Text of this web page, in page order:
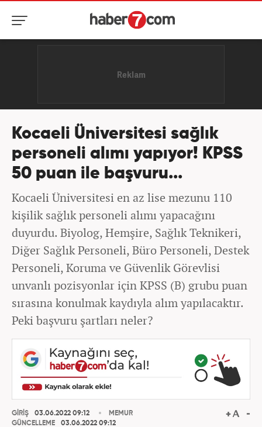
Kocaeli Üniversitesi sağlık
personeli alımı yapıyor! KPSS
50 puan ile başvuru...
Kocaeli Üniversitesi en az lise mezunu 110
kişilik sağlık personeli alımı yapacağını
duyurdu. Biyolog, Hemşire, Sağlık Teknikeri,
Diğer Sağlık Personeli, Büro Personeli, Destek
Personeli, Koruma ve Güvenlik Görevlisi
unvanlı pozisyonlar için KPSS (B) grubu puan
sırasına konulmak kaydıyla alım yapılacaktır.
Peki başvuru şartları neler?
GİRİŞ
03.06.2022 09:12
GÜNCELLEME
03.06.2022 09:12
MEMUR